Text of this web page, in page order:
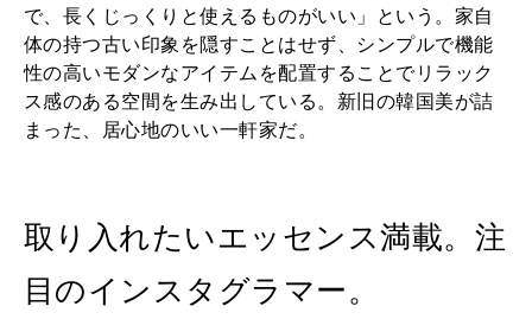
で、長くじっくりと使えるものがいい」という。家自
体の持つ古い印象を隠すことはせず、シンプルで機能
性の高いモダンなアイテムを配置することでリラック
ス感のある空間を生み出している。新旧の韓国美が詰
まった、居心地のいい一軒家だ。
取り入れたいエッセンス満載。注
目のインスタグラマー。